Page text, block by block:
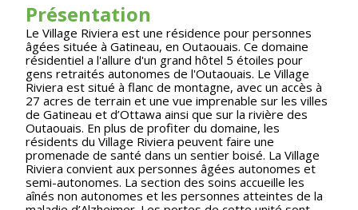
Présentation
Le Village Riviera est une résidence pour personnes
âgées située à Gatineau, en Outaouais. Ce domaine
résidentiel a l'allure d'un grand hôtel 5 étoiles pour
gens retraités autonomes de l'Outaouais. Le Village
Riviera est situé à flanc de montagne, avec un accès à
27 acres de terrain et une vue imprenable sur les villes
de Gatineau et d’Ottawa ainsi que sur la rivière des
Outaouais. En plus de profiter du domaine, les
résidents du Village Riviera peuvent faire une
promenade de santé dans un sentier boisé. La Village
Riviera convient aux personnes âgées autonomes et
semi-autonomes. La section des soins accueille les
aînés non autonomes et les personnes atteintes de la